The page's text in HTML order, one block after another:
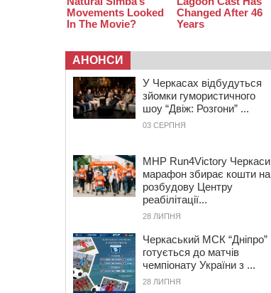
АНОНСИ
У Черкасах відбудуться
зйомки гумористичного
шоу “Двіж: Розгони” ...
03 СЕРПНЯ
MHP Run4Victory Черкаси
марафон збирає кошти на
розбудову Центру
реабілітації...
28 ЛИПНЯ
Черкаський МСК “Дніпро”
готується до матчів
чемпіонату України з ...
28 ЛИПНЯ